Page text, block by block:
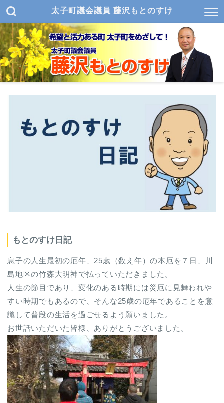
太子町議会議員 藤沢もとのすけ
もとのすけ日記
息子の人生最初の厄年、25歳（数え年）の本厄を７日、川
島地区の竹森大明神で払っていただきました。
人生の節目であり、変化のある時期には災厄に見舞われや
すい時期でもあるので、そんな25歳の厄年であることを意
識して普段の生活を過ごせるよう願いました。
お世話いただいた皆様、ありがとうございました。